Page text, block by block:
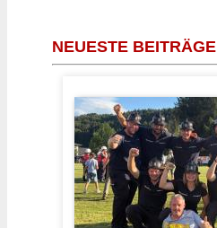
NEUESTE BEITRÄGE